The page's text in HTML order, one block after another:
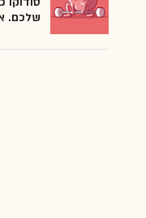
שלכם.